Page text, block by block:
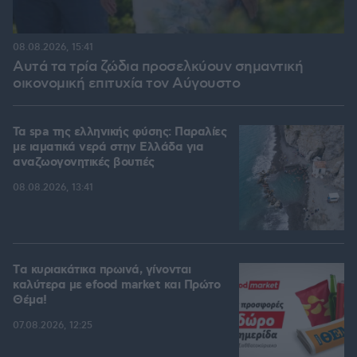
Αυτά τα τρία ζώδια προσελκύουν σημαντική
οικονομική επιτυχία τον Αύγουστο
08.08.2026, 15:41
Τα spa της ελληνικής φύσης: Παραλίες
με ιαματικά νερά στην Ελλάδα για
αναζωογονητικές βουτιές
08.08.2026, 13:41
Tα κυριακάτικα πρωινά, γίνονται
καλύτερα με efood market και Πρώτο
Θέμα!
07.08.2026, 12:25